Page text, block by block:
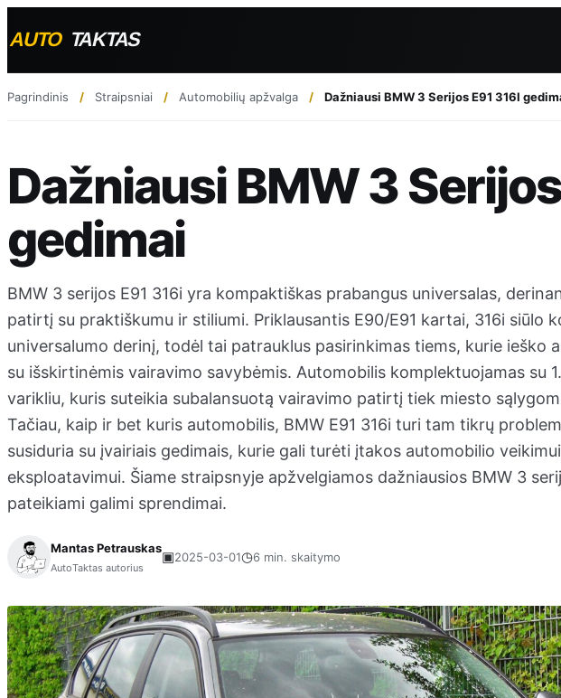
Pagrindinis Straipsniai Automobilių apžvalga Dažniausi BMW 3 Serijos E91 316I
Dažniausi BMW 3
gedimai
BMW 3 serijos E91 316i yra kompaktiškas prabangus universalas,
patirtį su praktiškumu ir stiliumi. Priklausantis E90/E91 kartai, 316i siūlo
universalumo derinį, todėl tai patrauklus pasirinkimas tiems, kurie ieško
su išskirtinėmis vairavimo savybėmis. Automobilis komplektuojamas su
varikliu, kuris suteikia subalansuotą vairavimo patirtį tiek miesto
Tačiau, kaip ir bet kuris automobilis, BMW E91 316i turi tam tikrų
susiduria su įvairiais gedimais, kurie gali turėti įtakos automobilio
eksploatavimui. Šiame straipsnyje apžvelgiamos dažniausios BMW 3
pateikiami galimi sprendimai.
Mantas Petrauskas
AutoTaktas autorius
▣2025-03-01◷6 min. skaitymo